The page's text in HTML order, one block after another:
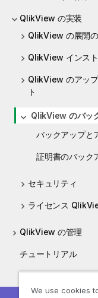
QlikView の実装
QlikView の展開
QlikView インス
QlikView のアッ
ト
QlikView のバッ
バックアップと
証明書のバック
セキュリティ
ライセンス
QlikView の管理
チュートリアル
ガイド
We use cookies